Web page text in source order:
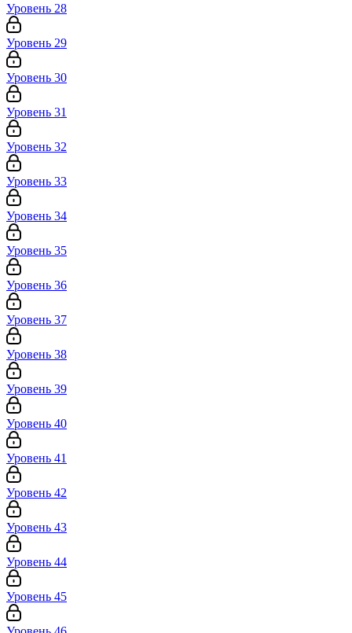
Уровень 28
Уровень 29
Уровень 30
Уровень 31
Уровень 32
Уровень 33
Уровень 34
Уровень 35
Уровень 36
Уровень 37
Уровень 38
Уровень 39
Уровень 40
Уровень 41
Уровень 42
Уровень 43
Уровень 44
Уровень 45